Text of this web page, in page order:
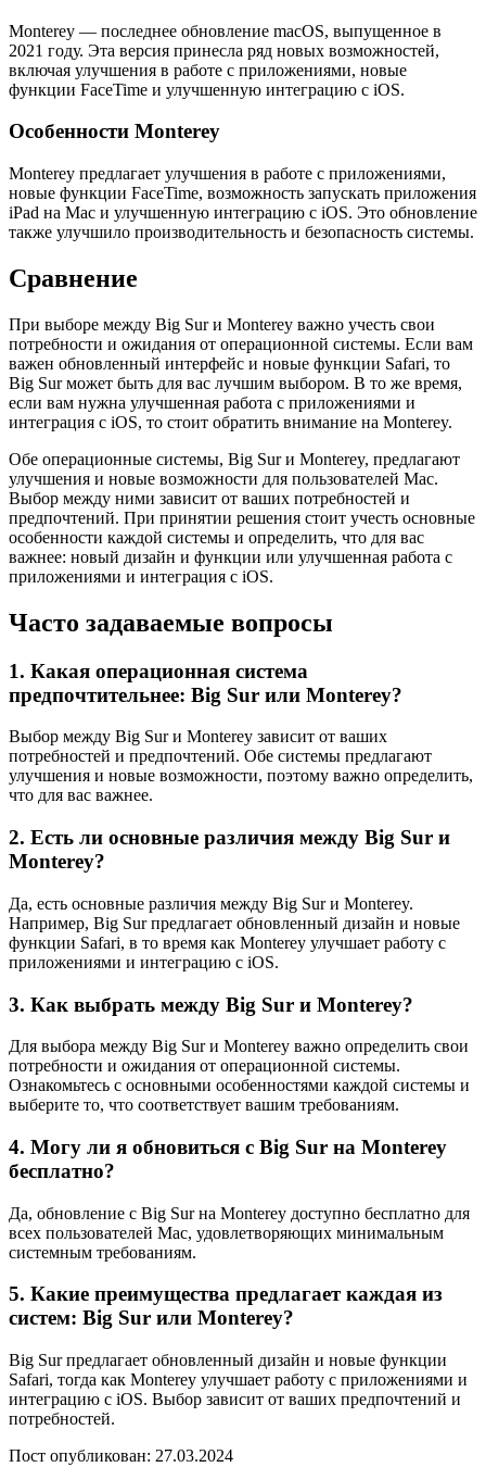
Monterey — последнее обновление macOS, выпущенное в
2021 году. Эта версия принесла ряд новых возможностей,
включая улучшения в работе с приложениями, новые
функции FaceTime и улучшенную интеграцию с iOS.
Особенности Monterey
Monterey предлагает улучшения в работе с приложениями,
новые функции FaceTime, возможность запускать приложения
iPad на Mac и улучшенную интеграцию с iOS. Это обновление
также улучшило производительность и безопасность системы.
Сравнение
При выборе между Big Sur и Monterey важно учесть свои
потребности и ожидания от операционной системы. Если вам
важен обновленный интерфейс и новые функции Safari, то
Big Sur может быть для вас лучшим выбором. В то же время,
если вам нужна улучшенная работа с приложениями и
интеграция с iOS, то стоит обратить внимание на Monterey.
Обе операционные системы, Big Sur и Monterey, предлагают
улучшения и новые возможности для пользователей Mac.
Выбор между ними зависит от ваших потребностей и
предпочтений. При принятии решения стоит учесть основные
особенности каждой системы и определить, что для вас
важнее: новый дизайн и функции или улучшенная работа с
приложениями и интеграция с iOS.
Часто задаваемые вопросы
1. Какая операционная система
предпочтительнее: Big Sur или Monterey?
Выбор между Big Sur и Monterey зависит от ваших
потребностей и предпочтений. Обе системы предлагают
улучшения и новые возможности, поэтому важно определить,
что для вас важнее.
2. Есть ли основные различия между Big Sur и
Monterey?
Да, есть основные различия между Big Sur и Monterey.
Например, Big Sur предлагает обновленный дизайн и новые
функции Safari, в то время как Monterey улучшает работу с
приложениями и интеграцию с iOS.
3. Как выбрать между Big Sur и Monterey?
Для выбора между Big Sur и Monterey важно определить свои
потребности и ожидания от операционной системы.
Ознакомьтесь с основными особенностями каждой системы и
выберите то, что соответствует вашим требованиям.
4. Могу ли я обновиться с Big Sur на Monterey
бесплатно?
Да, обновление с Big Sur на Monterey доступно бесплатно для
всех пользователей Mac, удовлетворяющих минимальным
системным требованиям.
5. Какие преимущества предлагает каждая из
систем: Big Sur или Monterey?
Big Sur предлагает обновленный дизайн и новые функции
Safari, тогда как Monterey улучшает работу с приложениями и
интеграцию с iOS. Выбор зависит от ваших предпочтений и
потребностей.
Пост опубликован: 27.03.2024